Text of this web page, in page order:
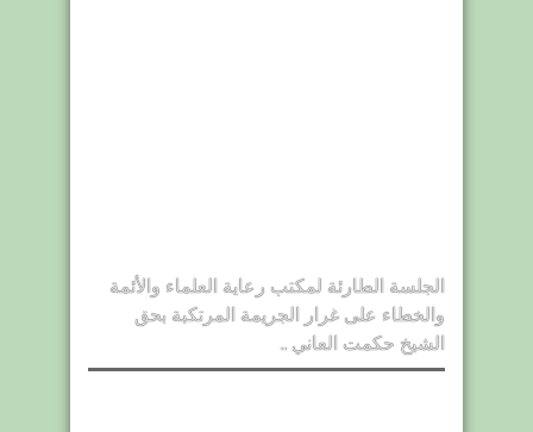
الجلسة الطارئة لمكتب رعاية العلماء والأئمة
والخطاء على غرار الجريمة المرتكبة بحق
الشيخ حكمت العاني ..